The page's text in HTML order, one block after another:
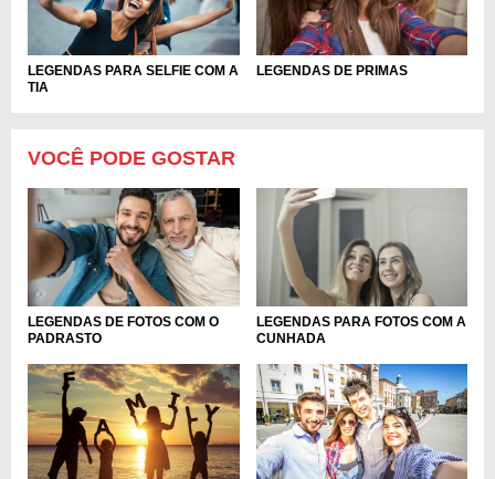
LEGENDAS PARA SELFIE COM A
TIA
LEGENDAS DE PRIMAS
VOCÊ PODE GOSTAR
LEGENDAS DE FOTOS COM O
PADRASTO
LEGENDAS PARA FOTOS COM A
CUNHADA